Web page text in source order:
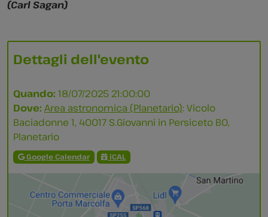
(Carl Sagan)
Dettagli dell'evento
Quando: 18/07/2025 21:00:00
Dove: Area astronomica (Planetario): Vicolo
Baciadonne 1, 40017 S.Giovanni in Persiceto BO,
Planetario
Google Calendar iCAL